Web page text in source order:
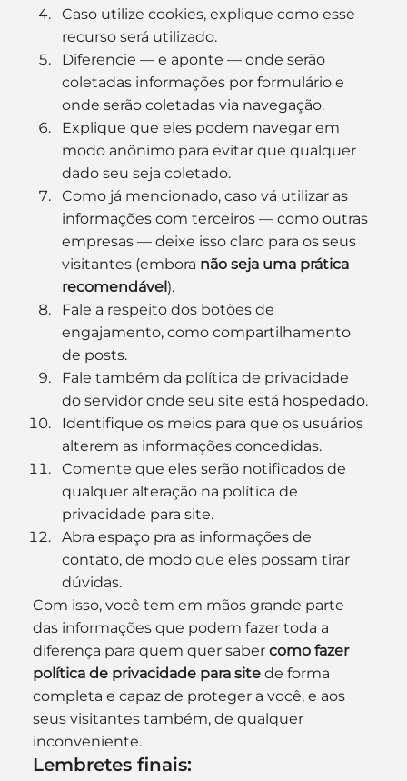
Caso utilize cookies, explique como esse
recurso será utilizado.
Diferencie — e aponte — onde serão
coletadas informações por formulário e
onde serão coletadas via navegação.
Explique que eles podem navegar em
modo anônimo para evitar que qualquer
dado seu seja coletado.
Como já mencionado, caso vá utilizar as
informações com terceiros — como outras
empresas — deixe isso claro para os seus
visitantes (embora não seja uma prática
recomendável).
Fale a respeito dos botões de
engajamento, como compartilhamento
de posts.
Fale também da política de privacidade
do servidor onde seu site está hospedado.
Identifique os meios para que os usuários
alterem as informações concedidas.
Comente que eles serão notificados de
qualquer alteração na política de
privacidade para site.
Abra espaço pra as informações de
contato, de modo que eles possam tirar
dúvidas.
Com isso, você tem em mãos grande parte
das informações que podem fazer toda a
diferença para quem quer saber como fazer
política de privacidade para site de forma
completa e capaz de proteger a você, e aos
seus visitantes também, de qualquer
inconveniente.
Lembretes finais: